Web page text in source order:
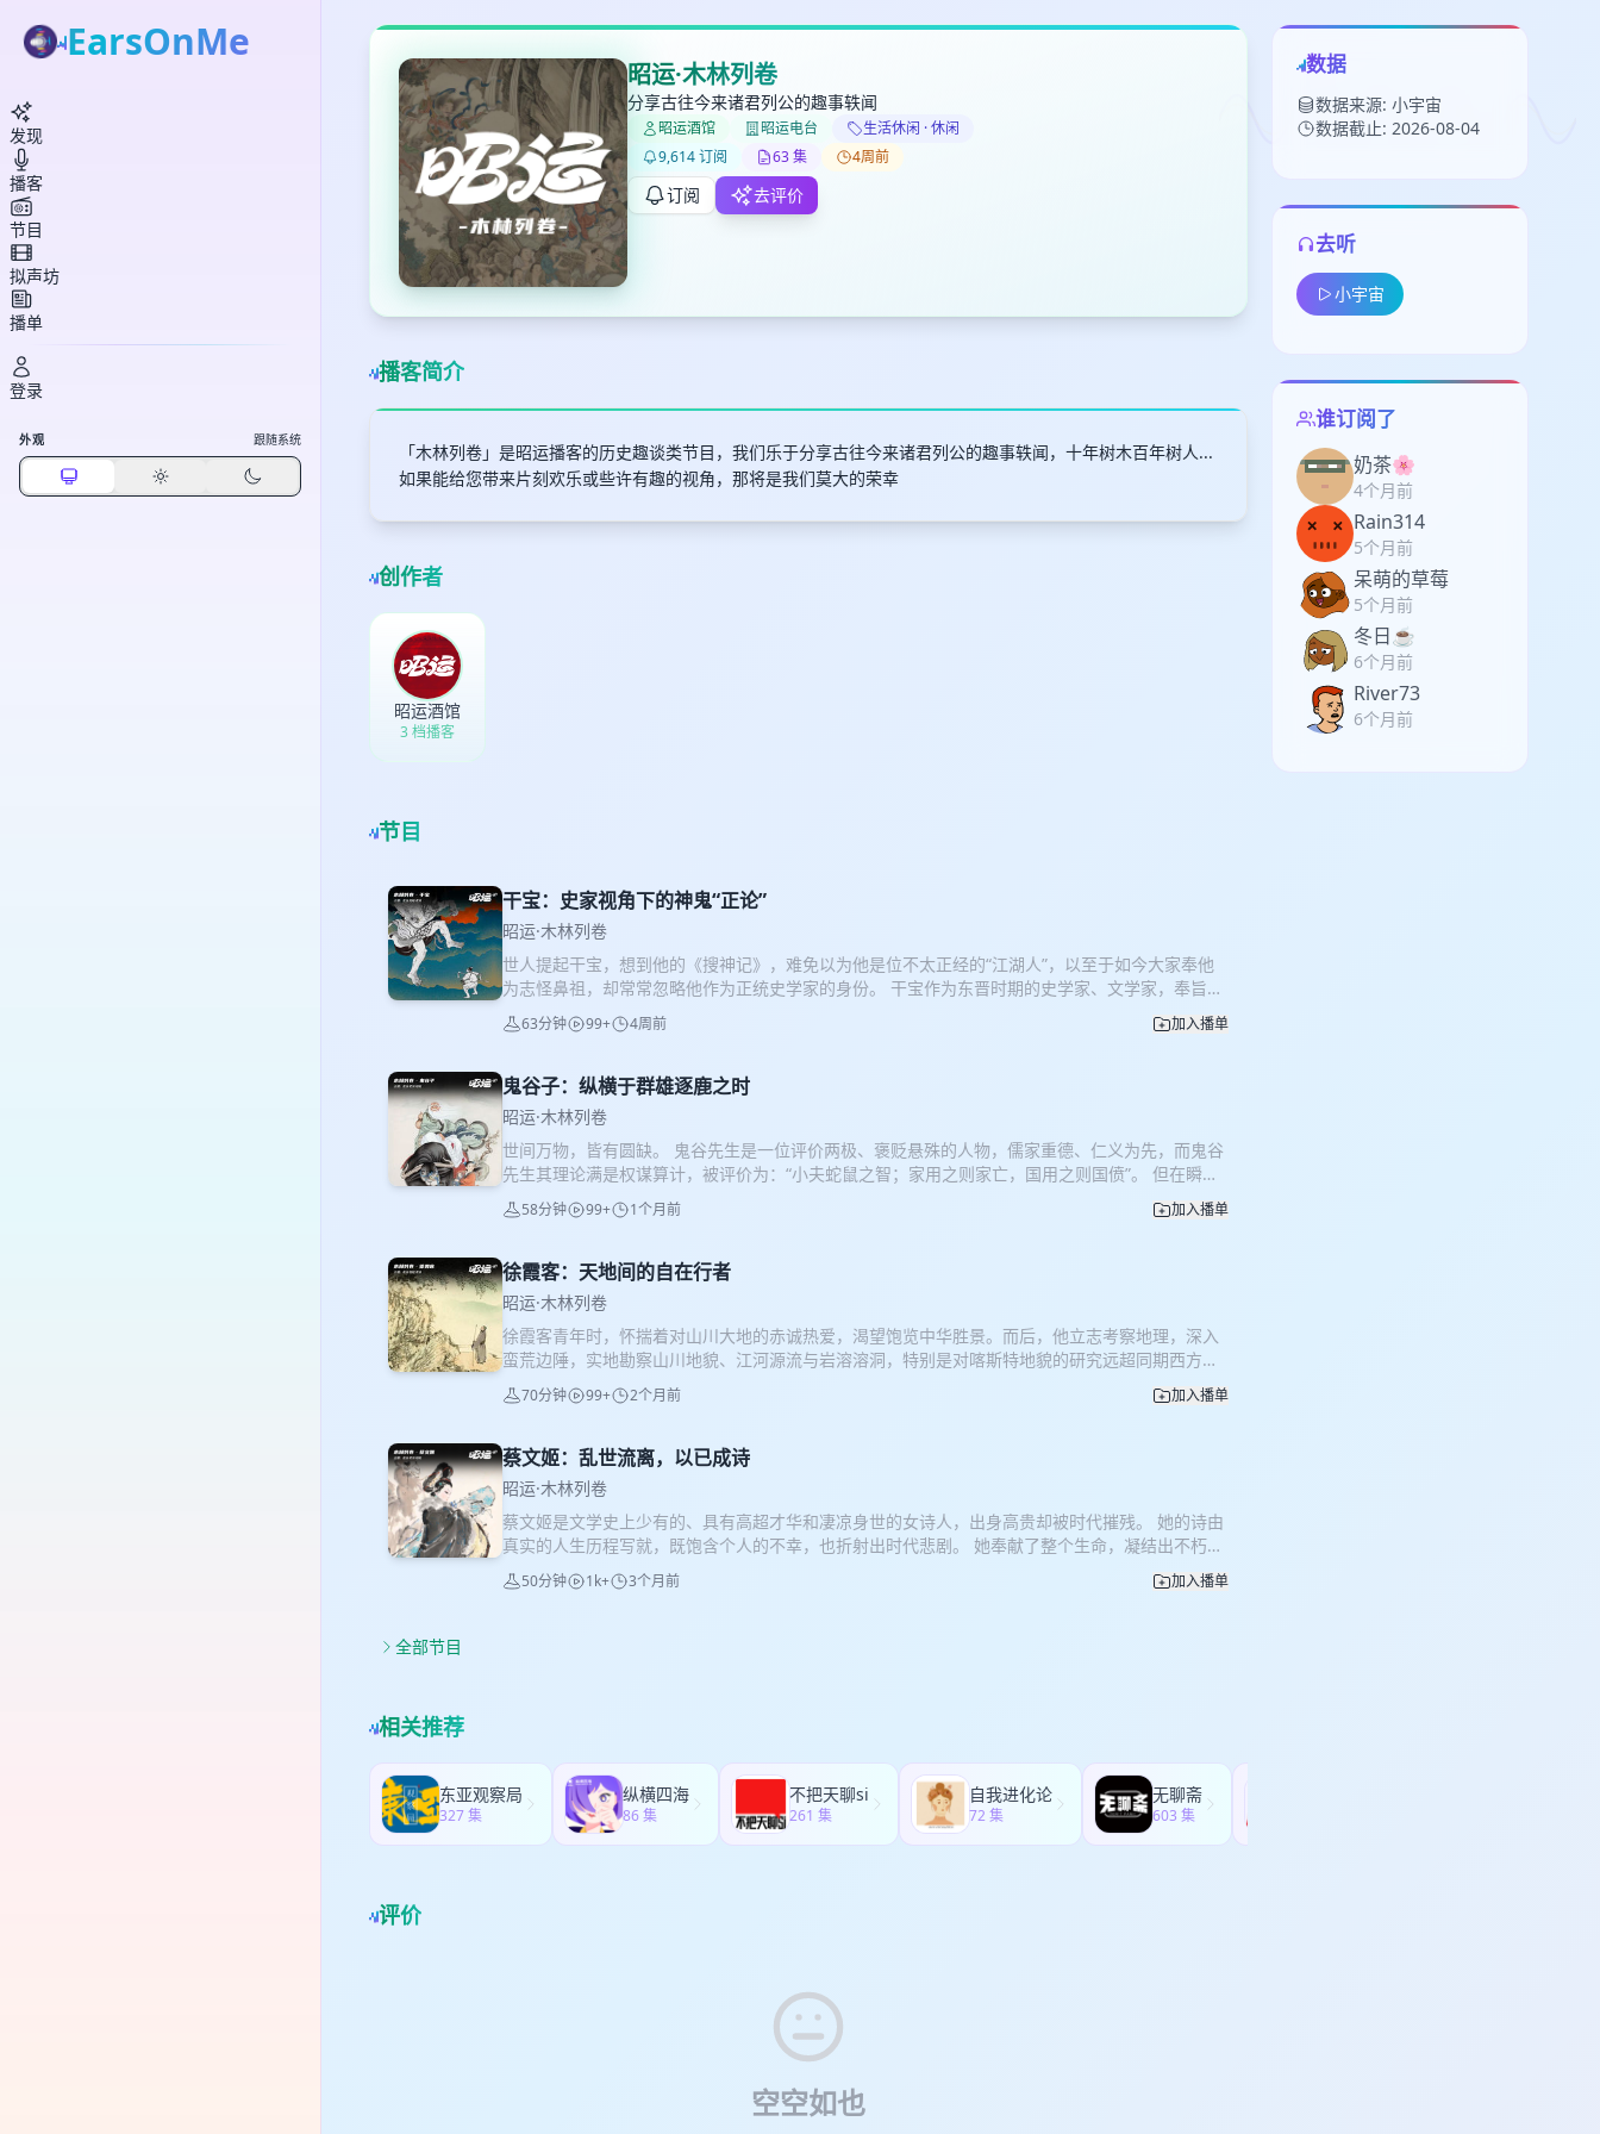
昭运·木林列卷
分享古往今来诸君列公的趣事轶闻
昭运酒馆 昭运电台
生活休闲 · 休闲
9,614 订阅
63 集 4周前
订阅 去评价
播客简介
「木林列卷」是昭运播客的历史趣谈类节目，我们乐于分享古往今来诸君列公的趣事轶闻，十年树木百年树人...
如果能给您带来片刻欢乐或些许有趣的视角，那将是我们莫大的荣幸
创作者
昭运酒馆
3 档播客
节目
干宝：史家视角下的神鬼“正论”
昭运·木林列卷
世人提起干宝，想到他的《搜神记》，难免以为他是位不太正经的“江湖人”，以至于如今大家奉他
为志怪鼻祖，却常常忽略他作为正统史学家的身份。 干宝作为东晋时期的史学家、文学家，奉旨编
撰国史《晋纪》，记事直而能婉，时人盛赞 “良史”。可历史自有其鬼使神差的安排，千年之下，干
宝书写的正史散佚不传，反倒是他以史学思维整理的鬼怪故事流传千年。
63分钟 99+ 4周前 加入播单
鬼谷子：纵横于群雄逐鹿之时
昭运·木林列卷
世间万物，皆有圆缺。 鬼谷先生是一位评价两极、褒贬悬殊的人物，儒家重德、仁义为先，而鬼谷
先生其理论满是权谋算计，被评价为：“小夫蛇鼠之智；家用之则家亡，国用之则国偾”。 但在瞬息
万变的战国危局中，时代急需务实之术，平民阶层也想凭口才、谋略出人头地。 时代推动了纵横学
派的诞生，让洞察人性、审时度势、权谋外交，成为乱世中的实用智慧。
58分钟 99+ 1个月前 加入播单
徐霞客：天地间的自在行者
昭运·木林列卷
徐霞客青年时，怀揣着对山川大地的赤诚热爱，渴望饱览中华胜景。而后，他立志考察地理，深入
蛮荒边陲，实地勘察山川地貌、江河源流与岩溶溶洞，特别是对喀斯特地貌的研究远超同期西方。
他的一生漫游三十余年，足迹遍布大半个中国。他坚守知行合一的探索精神，舍弃生命奔赴山河，
又以真切笔墨留存下大地的真相。
70分钟 99+ 2个月前 加入播单
蔡文姬：乱世流离，以已成诗
昭运·木林列卷
蔡文姬是文学史上少有的、具有高超才华和凄凉身世的女诗人，出身高贵却被时代摧残。 她的诗由
真实的人生历程写就，既饱含个人的不幸，也折射出时代悲剧。 她奉献了整个生命，凝结出不朽的
诗篇，在历史的长河中留下了珍贵的女性痕迹。 封面图源自网络
50分钟 1k+ 3个月前 加入播单
全部节目
相关推荐
东亚观察局
327 集
纵横四海
86 集
不把天聊si
261 集
自我进化论
72 集
无聊斋
603 集
评价
空空如也
数据
数据来源: 小宇宙
数据截止: 2026-08-04
去听
小宇宙
谁订阅了
奶茶🌸
4个月前
Rain314
5个月前
呆萌的草莓
5个月前
冬日☕
6个月前
River73
6个月前
打分
键盘下留人
高
删除确认
EarsOnMe
发现
播客
节目
拟声坊
播单
登录
外观 跟随系统
加入播单